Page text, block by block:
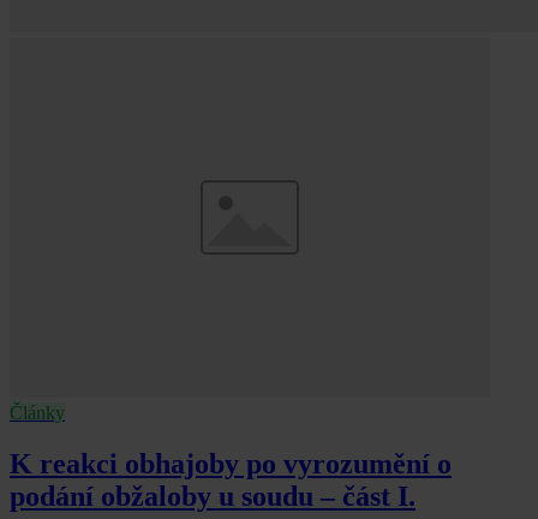
Články
K reakci obhajoby po vyrozumění o
podání obžaloby u soudu – část I.